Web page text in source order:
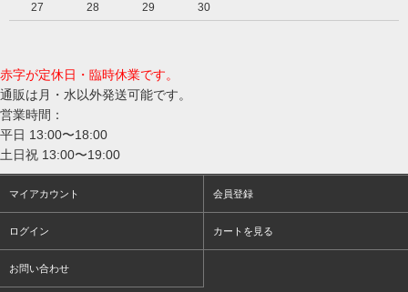
27
28 29 30
赤字が定休日・臨時休業です。
通販は月・水以外発送可能です。
営業時間：
平日 13:00〜18:00
土日祝 13:00〜19:00
マイアカウント 会員登録
ログイン カートを見る
お問い合わせ